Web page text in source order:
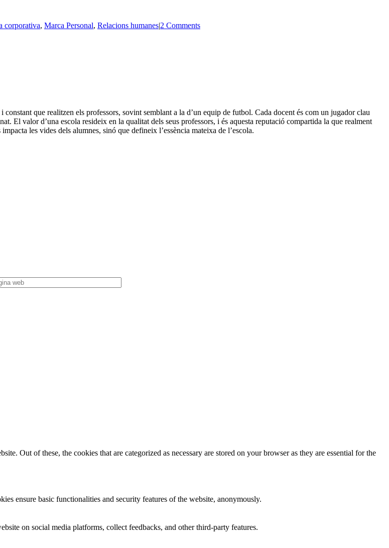
corporativa, Marca Personal, Relacions humanes|2 Comments
que realitzen els professors, sovint semblant a la d’un equip de futbol. Cada docent és com un jugador clau
El valor d’una escola resideix en la qualitat dels seus professors, i és aquesta reputació compartida la que realment
les vides dels alumnes, sinó que defineix l’essència mateixa de l’escola.
Out of these, the cookies that are categorized as necessary are stored on your browser as they are essential for the
ensure basic functionalities and security features of the website, anonymously.
on social media platforms, collect feedbacks, and other third-party features.